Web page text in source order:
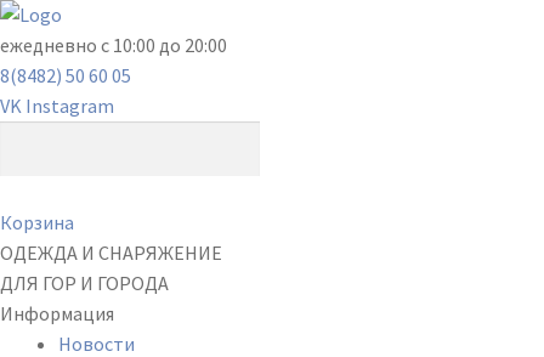
ежедневно с 10:00 до 20:00
8(8482) 50 60 05
VK Instagram
Корзина
ОДЕЖДА И СНАРЯЖЕНИЕ
ДЛЯ ГОР И ГОРОДА
Информация
Новости